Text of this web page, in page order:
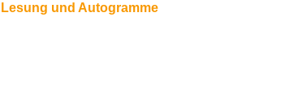
Lesung und Autogramme